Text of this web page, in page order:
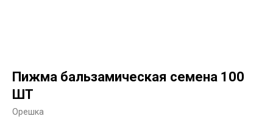
Пижма бальзамическая семена 100
ШТ
Орешка